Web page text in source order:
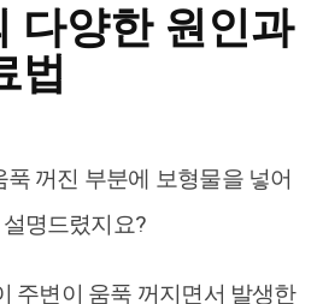
다양한 원인과
법
꺼진 부분에 보형물을 넣어
명드렸지요?
주변이 움푹 꺼지면서 발생한